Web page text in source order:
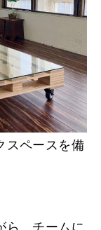
スペースを備